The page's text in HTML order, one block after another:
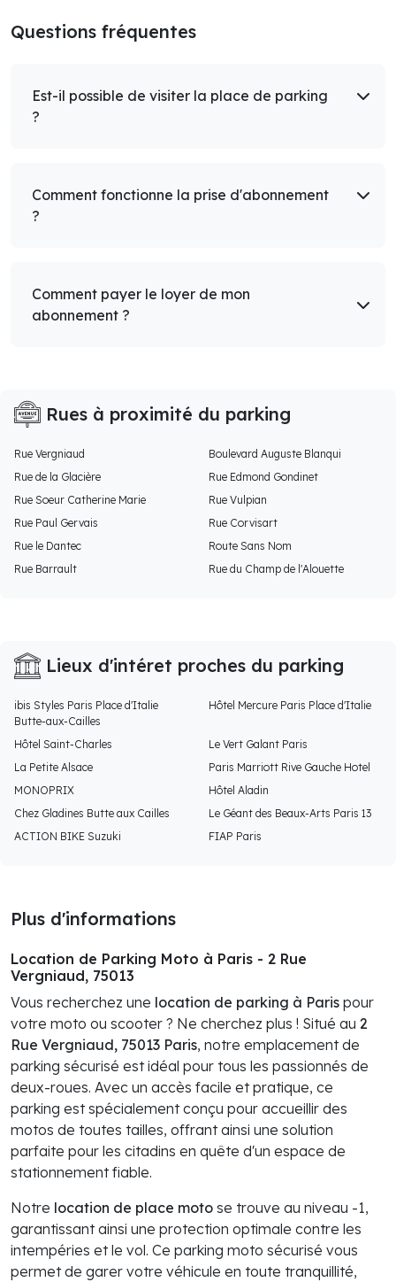
Questions fréquentes
Est-il possible de visiter la place de parking
?
Comment fonctionne la prise d'abonnement
?
Comment payer le loyer de mon
abonnement ?
Rues à proximité du parking
Rue Vergniaud
Boulevard Auguste Blanqui
Rue de la Glacière
Rue Edmond Gondinet
Rue Soeur Catherine Marie
Rue Vulpian
Rue Paul Gervais
Rue Corvisart
Rue le Dantec
Route Sans Nom
Rue Barrault
Rue du Champ de l'Alouette
Lieux d'intéret proches du parking
ibis Styles Paris Place d'Italie
Butte-aux-Cailles
Hôtel Mercure Paris Place d'Italie
Hôtel Saint-Charles
Le Vert Galant Paris
La Petite Alsace
Paris Marriott Rive Gauche Hotel
MONOPRIX
Hôtel Aladin
Chez Gladines Butte aux Cailles
Le Géant des Beaux-Arts Paris 13
ACTION BIKE Suzuki
FIAP Paris
Plus d'informations
Location de Parking Moto à Paris - 2 Rue
Vergniaud, 75013
Vous recherchez une location de parking à Paris pour
votre moto ou scooter ? Ne cherchez plus ! Situé au 2
Rue Vergniaud, 75013 Paris, notre emplacement de
parking sécurisé est idéal pour tous les passionnés de
deux-roues. Avec un accès facile et pratique, ce
parking est spécialement conçu pour accueillir des
motos de toutes tailles, offrant ainsi une solution
parfaite pour les citadins en quête d'un espace de
stationnement fiable.
Notre location de place moto se trouve au niveau -1,
garantissant ainsi une protection optimale contre les
intempéries et le vol. Ce parking moto sécurisé vous
permet de garer votre véhicule en toute tranquillité,